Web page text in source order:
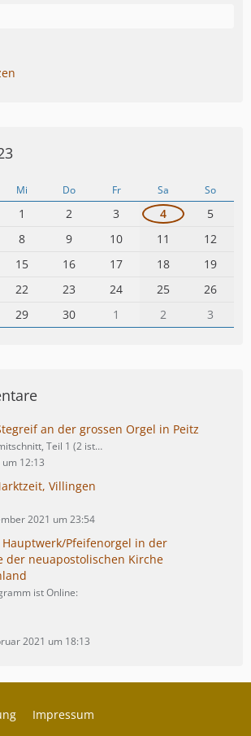
Mi Do Fr Sa So
1 2 3 4
5
8 9 10 11
12
15 16 17 18
19
22 23 24 25
26
29 30 1 2 3
an der grossen Orgel in Peitz
Teil 1 (2 ist…
um 12:13
Villingen
2021 um 23:54
Pfeifenorgel in der
der neuapostolischen Kirche
ist Online:
2021 um 18:13
Impressum